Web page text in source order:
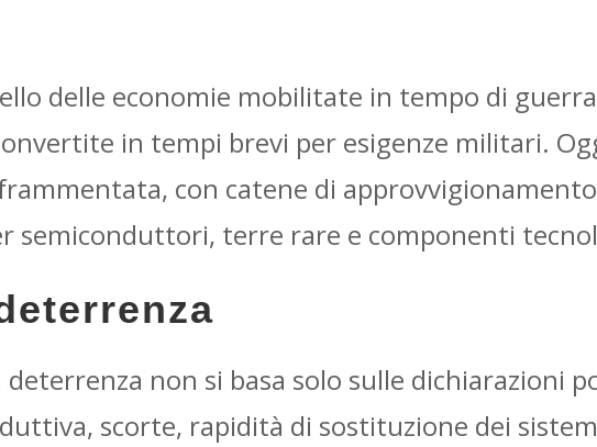
delle economie mobilitate in tempo di
in tempi brevi per esigenze militari.
con catene di
semiconduttori, terre rare e componenti
deterrenza non si basa solo sulle dichiarazioni
scorte, rapidità di sostituzione dei